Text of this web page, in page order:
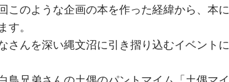
このような企画の本を作った経緯から、本に
。
さんを深い縄文沼に引き摺り込むイベントに